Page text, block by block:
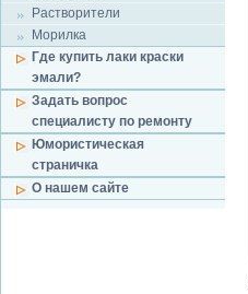
Растворители
Морилка
Где купить лаки краски
эмали?
Задать вопрос
специалисту по ремонту
Юмористическая
страничка
О нашем сайте